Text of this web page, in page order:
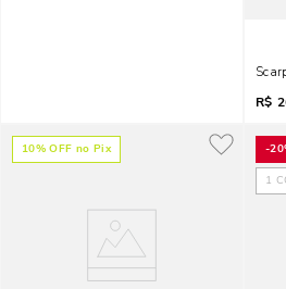
R$
10% OFF no Pix -
1